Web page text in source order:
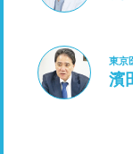
東京
濱